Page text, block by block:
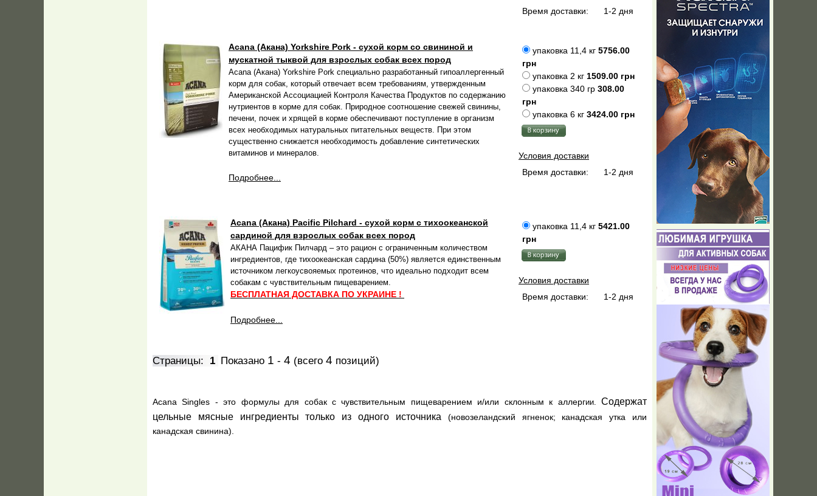
Время доставки:
1-2 дня
Acana (Акана) Yorkshire Pork - сухой корм со свининой и
мускатной тыквой для взрослых собак всех пород
Acana (Акана) Yorkshire Pork специально разработанный гипоаллергенный
корм для собак, который отвечает всем требованиям, утвержденным
Американской Ассоциацией Контроля Качества Продуктов по содержанию
нутриентов в корме для собак. Природное соотношение свежей свинины,
печени, почек и хрящей в корме обеспечивают поступление в организм
всех необходимых натуральных питательных веществ. При этом
существенно снижается необходимость добавление синтетических
витаминов и минералов.
Подробнее...
упаковка 11,4 кг 5756.00
грн
упаковка 2 кг 1509.00 грн
упаковка 340 гр 308.00
грн
упаковка 6 кг 3424.00 грн
Условия доставки
Время доставки:
1-2 дня
Acana (Акана) Pacific Pilchard - сухой корм с тихоокеанской
сардиной для взрослых собак всех пород
АКАНА Пацифик Пилчард – это рацион с ограниченным количеством
ингредиентов, где тихоокеанская сардина (50%) является единственным
источником легкоусвояемых протеинов, что идеально подходит всем
собакам с чувствительным пищеварением.
БЕСПЛАТНАЯ ДОСТАВКА ПО УКРАИНЕ !
Подробнее...
упаковка 11,4 кг 5421.00
грн
Условия доставки
Время доставки:
1-2 дня
Страницы: 1 Показано 1 - 4 (всего 4 позиций)
Acana Singles - это формулы для собак с чувствительным пищеварением и/или склонным к аллергии.Содержат
цельные мясные ингредиенты только изодного источника (новозеландский ягненок; канадская утка или
канадская свинина).